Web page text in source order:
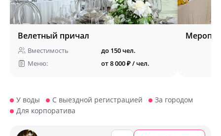
Велетный причал
Вместимость
до 150 чел.
Меню:
от 8 000 ₽ / чел.
У воды С выездной регистрацией
За городом
Для корпоратива